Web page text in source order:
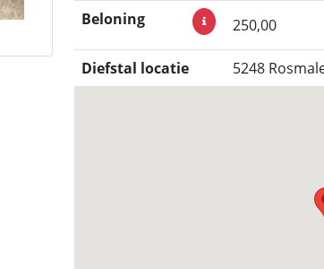
Beloning
250,00
Diefstal locatie 5248